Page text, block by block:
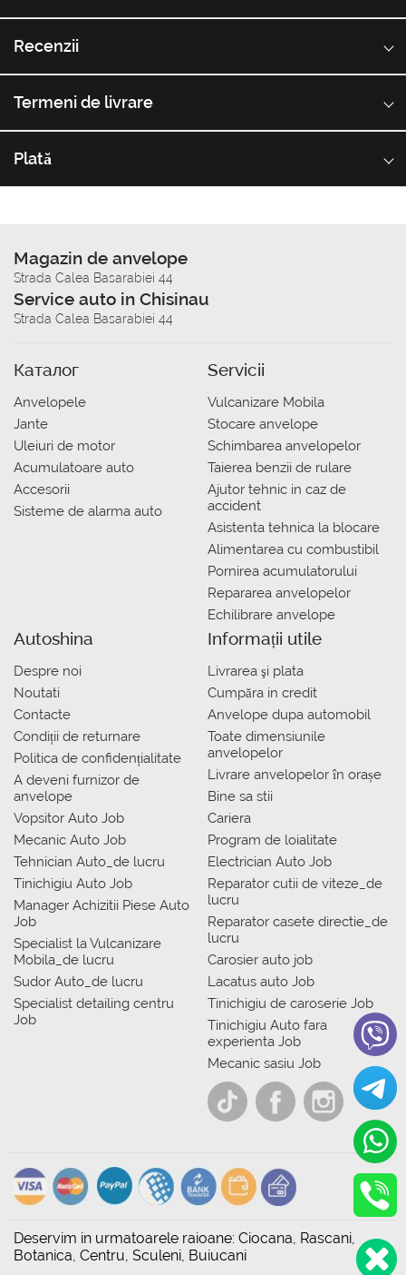
Recenzii
Termeni de livrare
Plată
Magazin de anvelope
Strada Calea Basarabiei 44
Service auto in Chisinau
Strada Calea Basarabiei 44
Каталог
Anvelopele
Jante
Uleiuri de motor
Acumulatoare auto
Accesorii
Sisteme de alarma auto
Servicii
Vulcanizare Mobila
Stocare anvelope
Schimbarea anvelopelor
Taierea benzii de rulare
Ajutor tehnic in caz de
accident
Asistenta tehnica la blocare
Alimentarea cu combustibil
Pornirea acumulatorului
Repararea anvelopelor
Echilibrare anvelope
Autoshina
Despre noi
Noutati
Contacte
Condiții de returnare
Politica de confidențialitate
A deveni furnizor de
anvelope
Vopsitor Auto Job
Mecanic Auto Job
Tehnician Auto_de lucru
Tinichigiu Auto Job
Manager Achizitii Piese Auto
Job
Specialist la Vulcanizare
Mobila_de lucru
Sudor Auto_de lucru
Specialist detailing centru
Job
Informații utile
Livrarea şi plata
Сumpăra in credit
Anvelope dupa automobil
Toate dimensiunile
anvelopelor
Livrare anvelopelor în orașe
Bine sa stii
Cariera
Program de loialitate
Electrician Auto Job
Reparator cutii de viteze_de
lucru
Reparator casete directie_de
lucru
Carosier auto job
Lacatus auto Job
Tinichigiu de caroserie Job
Tinichigiu Auto fara
experienta Job
Mecanic sasiu Job
Deservim in urmatoarele raioane: Ciocana, Rascani,
Botanica, Centru, Sculeni, Buiucani